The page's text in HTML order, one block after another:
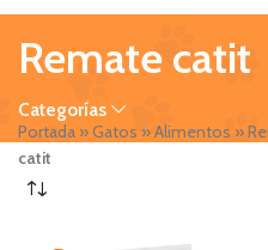
Remate catit
Categorías
Portada »Gatos »Alimentos »
catit